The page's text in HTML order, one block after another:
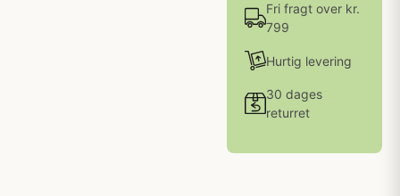
Fri fragt over kr.
799
Hurtig levering
30 dages
returret